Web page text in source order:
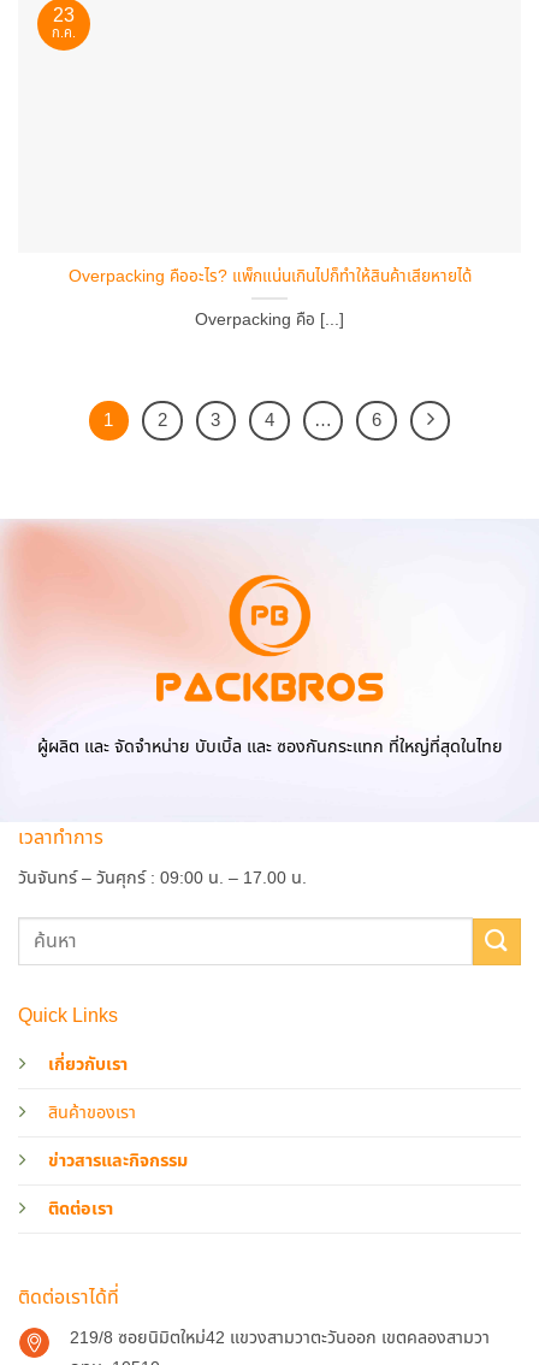
Overpacking คืออะไร? แพ็กแน่นเกินไปก็ทำให้สินค้าเสียหายได้
Overpacking คือ [...]
23
ก.ค.
1 2 3 4 … 6
ผู้ผลิต และ จัดจำหน่าย บับเบิ้ล และ ซองกันกระแทก ที่ใหญ่ที่สุดในไทย
Quick Links
เกี่ยวกับเรา
สินค้าของเรา
ข่าวสารและกิจกรรม
ติดต่อเรา
ติดต่อเราได้ที่
219/8 ซอยนิมิตใหม่42 แขวงสามวาตะวันออก เขตคลองสามวา
เวลาทำการ
วันจันทร์ – วันศุกร์ : 09:00 น. – 17.00 น.